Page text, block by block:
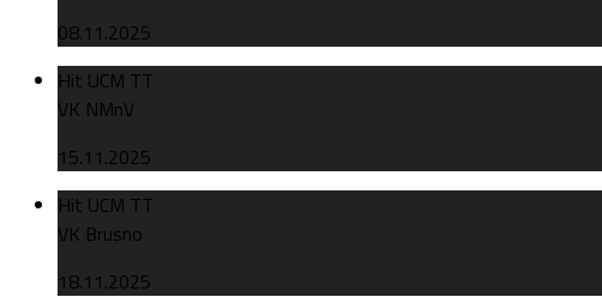
08.11.2025
Hit UCM TT
VK NMnV
15.11.2025
Hit UCM TT
VK Brusno
18.11.2025